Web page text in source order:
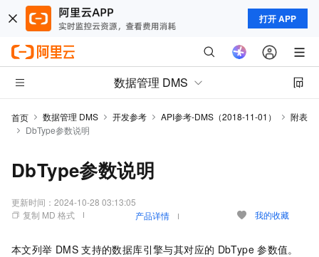
打开 APP
数据管理 DMS
首页 数据管理 DMS 开发参考 API参考-DMS（2018-11-01）
附表
DbType参数说明
DbType参数说明
更新时间： 2024-10-28 03:13:05
复制 MD 格式
产品详情 我的收藏
本文列举 DMS 支持的数据库引擎与其对应的 DbType 参数值。